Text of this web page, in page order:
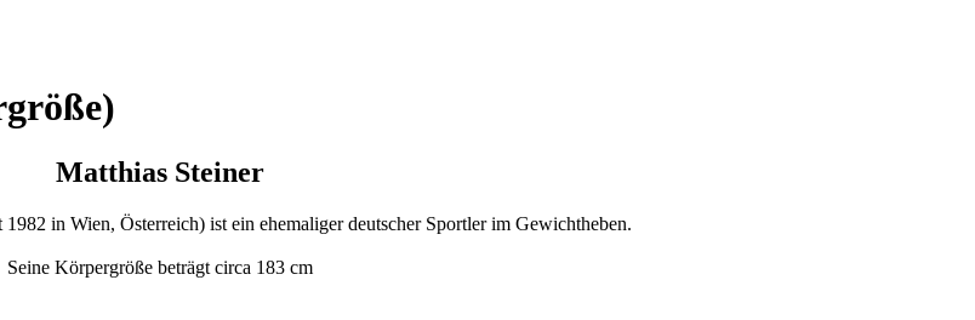
Matthias Steiner
in Wien, Österreich) ist ein ehemaliger deutscher Sportler im Gewichtheben.
Seine Körpergröße beträgt circa 183 cm